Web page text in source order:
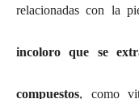
relacionadas con la
incoloro que se
compuestos, como